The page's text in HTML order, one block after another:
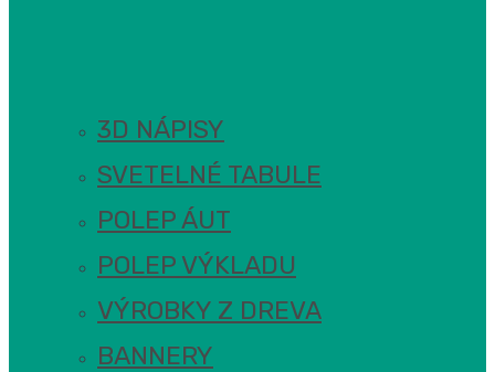
3D NÁPISY
SVETELNÉ TABULE
POLEP ÁUT
POLEP VÝKLADU
VÝROBKY Z DREVA
BANNERY